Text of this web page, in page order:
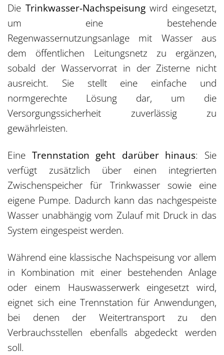
Die Trinkwasser-Nachspeisungwird eingesetzt,
um eine bestehende
Regenwassernutzungsanlage mit Wasser aus
dem öffentlichen Leitungsnetz zu ergänzen,
sobald der Wasservorrat in der Zisterne nicht
ausreicht. Sie stellt eine einfache und
normgerechte Lösung dar, um die
Versorgungssicherheit zuverlässig zu
gewährleisten.
Eine Trennstation geht darüber hinaus: Sie
verfügt zusätzlich über einen integrierten
Zwischenspeicher für Trinkwasser sowie eine
eigene Pumpe. Dadurch kann das nachgespeiste
Wasser unabhängig vom Zulauf mit Druck in das
System eingespeist werden.
Während eine klassische Nachspeisung vor allem
in Kombination mit einer bestehenden Anlage
oder einem Hauswasserwerk eingesetzt wird,
eignet sich eine Trennstation für Anwendungen,
bei denen der Weitertransport zu den
Verbrauchsstellen ebenfalls abgedeckt werden
soll.